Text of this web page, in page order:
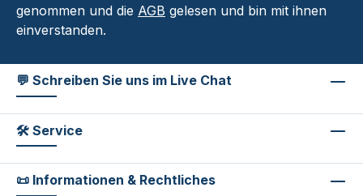
genommen und die AGB gelesen und bin mit ihnen
einverstanden.
💬 Schreiben Sie uns im Live Chat
🛠 Service
📜 Informationen & Rechtliches